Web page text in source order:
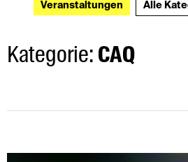
Veranstaltungen Alle
Kategorie: CAQ